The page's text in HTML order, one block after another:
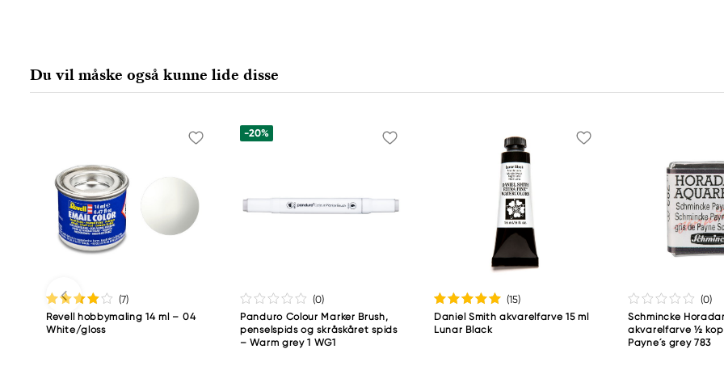
65205 Wiesbaden, Germany
export@holtz-gmbh.de
Copic
Too Marker Products Inc.
Meguro Higashiyama Bldg., 1-4-4 Higashiyama, Meguro-ku
Tokyo 153-0043 Japan
www.toomarker.co.jp
Du vil måske også kunne lide disse
(7)
Revell hobbymaling 14 ml – 04
White/gloss
-20%
(0)
Panduro Colour Marker Brush,
penselspids og skråskåret spids
– Warm grey 1 WG1
(15)
Daniel Smith akvarelfarve 15 ml
Lunar Black
(0)
Schmincke
akvarelfarve ½
Payne´s grey 783